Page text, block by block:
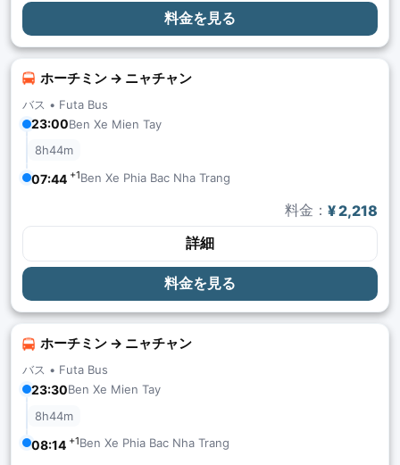
料金を見る
ホーチミン → ニャチャン
バス • Futa Bus
23:00Ben Xe Mien Tay
8h44m
07:44 +1Ben Xe Phia Bac Nha Trang
料金： ¥ 2,218
詳細
料金を見る
ホーチミン → ニャチャン
バス • Futa Bus
23:30Ben Xe Mien Tay
8h44m
08:14 +1Ben Xe Phia Bac Nha Trang